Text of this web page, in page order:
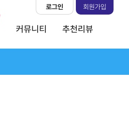
커뮤니티 추천리뷰
로그인 회원가입